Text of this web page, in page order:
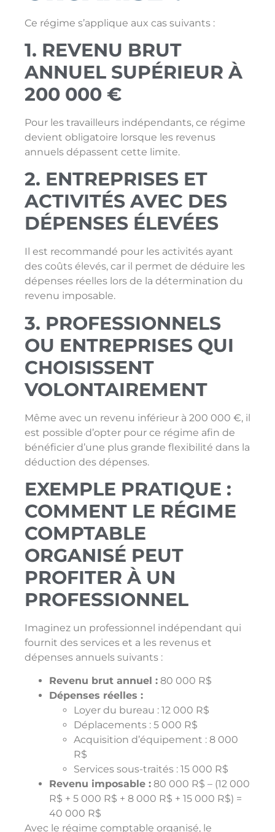
Ce régime s’applique aux cas suivants :
1. REVENU BRUT
ANNUEL SUPÉRIEUR À
200 000 €
Pour les travailleurs indépendants, ce régime
devient obligatoire lorsque les revenus
annuels dépassent cette limite.
2. ENTREPRISES ET
ACTIVITÉS AVEC DES
DÉPENSES ÉLEVÉES
Il est recommandé pour les activités ayant
des coûts élevés, car il permet de déduire les
dépenses réelles lors de la détermination du
revenu imposable.
3. PROFESSIONNELS
OU ENTREPRISES QUI
CHOISISSENT
VOLONTAIREMENT
Même avec un revenu inférieur à 200 000 €, il
est possible d’opter pour ce régime afin de
bénéficier d’une plus grande flexibilité dans la
déduction des dépenses.
EXEMPLE PRATIQUE :
COMMENT LE RÉGIME
COMPTABLE
ORGANISÉ PEUT
PROFITER À UN
PROFESSIONNEL
Imaginez un professionnel indépendant qui
fournit des services et a les revenus et
dépenses annuels suivants :
Revenu brut annuel : 80 000 R$
Dépenses réelles :
Loyer du bureau : 12 000 R$
Déplacements : 5 000 R$
Acquisition d’équipement : 8 000
R$
Services sous-traités : 15 000 R$
Revenu imposable : 80 000 R$ – (12 000
R$ + 5 000 R$ + 8 000 R$ + 15 000 R$) =
40 000 R$
Avec le régime comptable organisé, le